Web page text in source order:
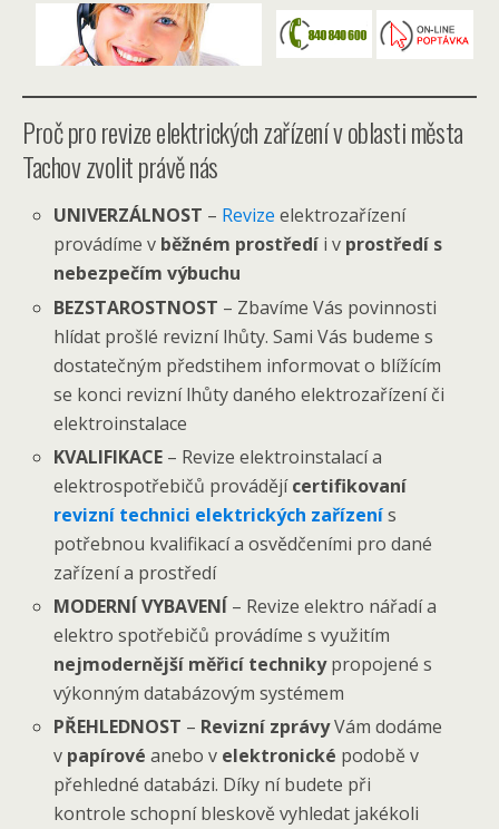
Proč pro revize elektrických zařízení v oblasti města
Tachov zvolit právě nás
UNIVERZÁLNOST – Revize elektrozařízení
provádíme v běžném prostředí i v prostředí s
nebezpečím výbuchu
BEZSTAROSTNOST – Zbavíme Vás povinnosti
hlídat prošlé revizní lhůty. Sami Vás budeme s
dostatečným předstihem informovat o blížícím
se konci revizní lhůty daného elektrozařízení či
elektroinstalace
KVALIFIKACE – Revize elektroinstalací a
elektrospotřebičů provádějícertifikovaní
revizní technici elektrických zařízenís
potřebnou kvalifikací a osvědčeními pro dané
zařízení a prostředí
MODERNÍ VYBAVENÍ – Revize elektro nářadí a
elektro spotřebičů provádíme s využitím
nejmodernější měřicí technikypropojené s
výkonným databázovým systémem
PŘEHLEDNOST – Revizní zprávyVám dodáme
v papírové anebo v elektronické podobě v
přehledné databázi. Díky ní budete při
kontrole schopní bleskově vyhledat jakékoli